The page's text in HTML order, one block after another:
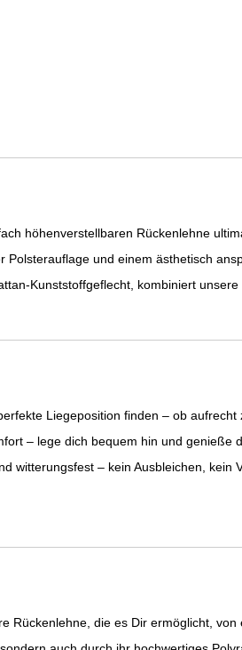
höhenverstellbaren Rückenlehne
und einem ästhetisch
Kunststoffgeflecht, kombiniert
Liegeposition finden – ob
– lege dich bequem hin und genieße
witterungsfest – kein Ausbleichen,
die es Dir ermöglicht, von